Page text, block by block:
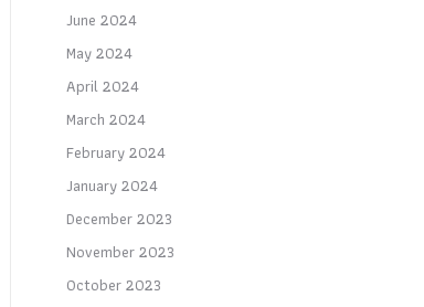
June 2024
May 2024
April 2024
March 2024
February 2024
January 2024
December 2023
November 2023
October 2023